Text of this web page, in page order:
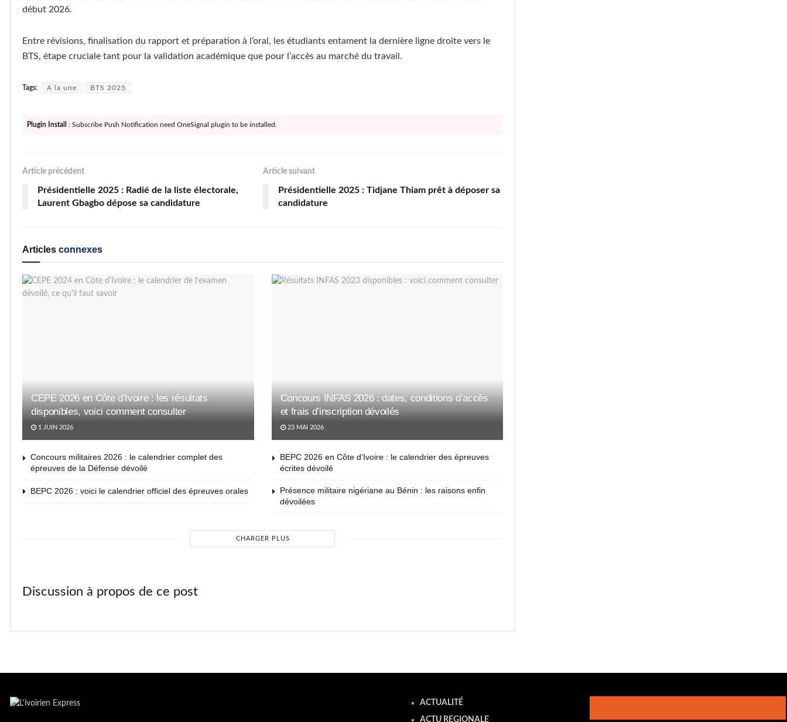
début 2026.
Entre révisions, finalisation du rapport et préparation à l’oral, les étudiants entament la dernière ligne droite vers le
BTS, étape cruciale tant pour la validation académique que pour l’accès au marché du travail.
Tags: A la une BTS 2025
Plugin Install : Subscribe Push Notification need OneSignal plugin to be installed.
Article précédent
Présidentielle 2025 : Radié de la liste électorale,
Laurent Gbagbo dépose sa candidature
Article suivant
Présidentielle 2025 : Tidjane Thiam prêt à déposer sa
candidature
Articles connexes
CEPE 2026 en Côte d’Ivoire : les résultats
disponibles, voici comment consulter
1 JUIN 2026
Concours INFAS 2026 : dates, conditions d’accès
et frais d’inscription dévoilés
23 MAI 2026
Concours militaires 2026 : le calendrier complet des
épreuves de la Défense dévoilé
BEPC 2026 en Côte d’Ivoire : le calendrier des épreuves
écrites dévoilé
BEPC 2026 : voici le calendrier officiel des épreuves orales
Présence militaire nigériane au Bénin : les raisons enfin
dévoilées
CHARGER PLUS
Discussion à propos de ce post
ACTUALITÉ
ACTU REGIONALE